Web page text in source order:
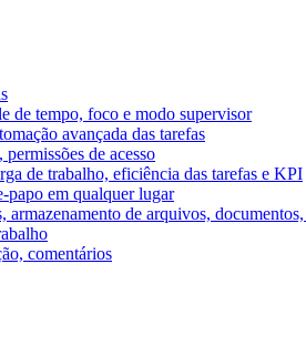
de tempo, foco e modo supervisor
avançada das tarefas
de acesso
de trabalho, eficiência das tarefas e KPI
papo em qualquer lugar
de arquivos,
comentários